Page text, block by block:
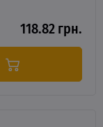
118.82 грн.